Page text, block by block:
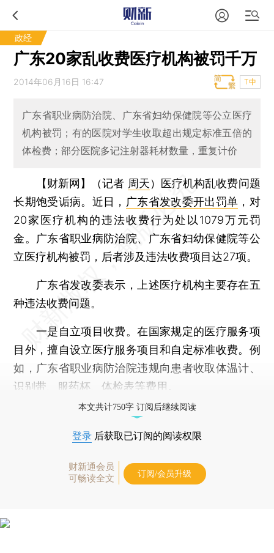
政经
广东20家乱收费医疗机构被罚千万
2014年06月16日 16:47 T中
广东省职业病防治院、广东省妇幼保健院等公立医疗
机构被罚；有的医院对学生收取超出规定标准五倍的
体检费；部分医院多记注射器耗材数量，重复计价
【财新网】（记者 周天）
医疗机构乱收费问题
长期饱受诟病。近日， 广东省发改委开出罚单 ，对
20家医疗机构的违法收费行为处以1079万元罚
金。广东省职业病防治院、广东省妇幼保健院等公
立医疗机构被罚，后者涉及违法收费项目达27项。
广东省发改委表示，上述医疗机构主要存在五
种违法收费问题。
一是自立项目收费。在国家规定的医疗服务项
目外，擅自设立医疗服务项目和自定标准收费。例
如，广东省职业病防治院违规向患者收取体温计、
识别带、服药杯、体检表等费用。
本文共计750字 订阅后继续阅读
登录 后获取已订阅的阅读权限
财新通会员
可畅读全文
订阅/会员升级